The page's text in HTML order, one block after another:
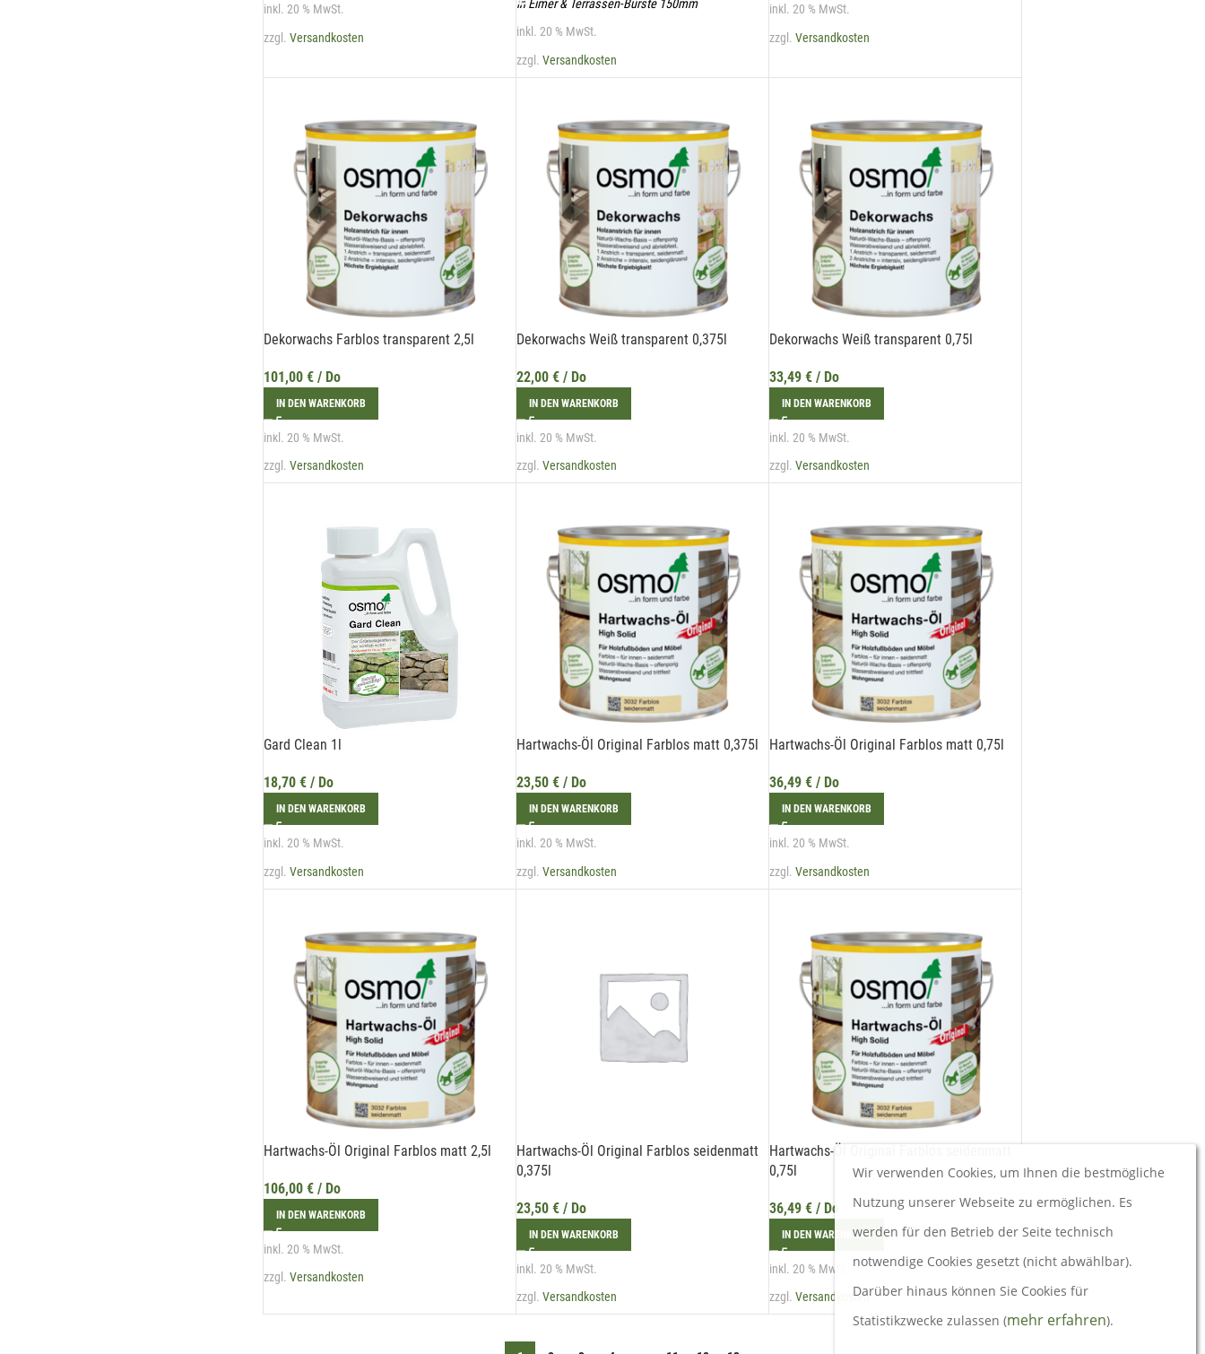
inkl. 20 % MwSt.
zzgl. Versandkosten
in Eimer & Terrassen-Bürste 150mm
inkl. 20 % MwSt.
zzgl. Versandkosten
inkl. 20 % MwSt.
zzgl. Versandkosten
Dekorwachs Farblos transparent 2,5l
101,00 €/ Do
IN DEN WARENKORB
inkl. 20 % MwSt.
zzgl. Versandkosten
Dekorwachs Weiß transparent 0,375l
22,00 €/ Do
IN DEN WARENKORB
inkl. 20 % MwSt.
zzgl. Versandkosten
Dekorwachs Weiß transparent 0,75l
33,49 €/ Do
IN DEN WARENKORB
inkl. 20 % MwSt.
zzgl. Versandkosten
Gard Clean 1l
18,70 €/ Do
IN DEN WARENKORB
inkl. 20 % MwSt.
zzgl. Versandkosten
Hartwachs-Öl Original Farblos matt 0,375l
23,50 €/ Do
IN DEN WARENKORB
inkl. 20 % MwSt.
zzgl. Versandkosten
Hartwachs-Öl Original Farblos matt 0,75l
36,49 €/ Do
IN DEN WARENKORB
inkl. 20 % MwSt.
zzgl. Versandkosten
Hartwachs-Öl Original Farblos matt 2,5l
106,00 €/ Do
IN DEN WARENKORB
inkl. 20 % MwSt.
zzgl. Versandkosten
Hartwachs-Öl Original Farblos seidenmatt
0,375l
23,50 €/ Do
IN DEN WARENKORB
inkl. 20 % MwSt.
zzgl. Versandkosten
Hartwachs-Öl Original Farblos seidenmatt
0,75l
36,49 €/ Do
IN DEN WARENKORB
inkl. 20 % MwSt.
zzgl. Versandkosten
Mit unserem Newsletter sind Sie immer top-
informiert über Veranstaltungen und Aktionen
unseres Unternehmens.
Name*
E-Mail*
Hiermit erkläre ich mich damit einverstanden, dass die Daten meiner E-Mail-Adresse von der
Liechtenstein Holztreff GmbH zum Zwecke der Zusendung von Newslettern über Neuigkeiten in
Wir verwenden Cookies, um Ihnen die bestmögliche
Nutzung unserer Webseite zu ermöglichen. Es
werden für den Betrieb der Seite technisch
notwendige Cookies gesetzt (nicht abwählbar).
Darüber hinaus können Sie Cookies für
Statistikzwecke zulassen (mehr erfahren).